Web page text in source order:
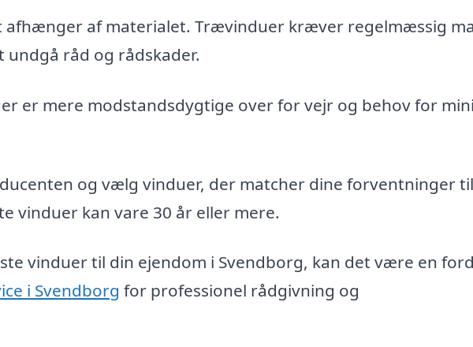
afhænger af materialet. Trævinduer kræver regelmæssig
råd og rådskader.
er mere modstandsdygtige over for vejr og behov for
og vælg vinduer, der matcher dine forventninger til
vinduer kan vare 30 år eller mere.
vinduer til din ejendom i Svendborg, kan det være en
i Svendborg for professionel rådgivning og